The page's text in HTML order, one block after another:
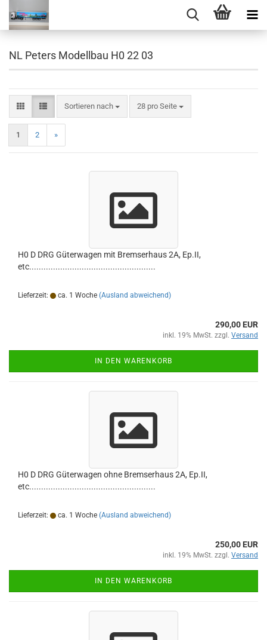
NL Peters Modellbau H0 22 03
Sortieren nach
Sortieren nach 28 pro Seite
pro Seite
1 2 »
H0 D DRG Güterwagen mit Bremserhaus 2A, Ep.II,
etc.....................................................
Lieferzeit: ca. 1 Woche (Ausland abweichend)
290,00 EUR
inkl. 19% MwSt. zzgl. Versand
IN DEN WARENKORB
H0 D DRG Güterwagen ohne Bremserhaus 2A, Ep.II,
etc.....................................................
Lieferzeit: ca. 1 Woche (Ausland abweichend)
250,00 EUR
inkl. 19% MwSt. zzgl. Versand
IN DEN WARENKORB